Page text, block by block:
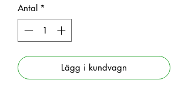
Antal *
Lägg i kundvagn